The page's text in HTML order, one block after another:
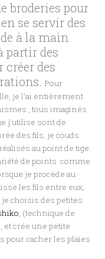
broderies pour
se servir des
à la main
partir des
créer des
Pour
je l’ai entièrement
, tous imaginés
j’utilise sont de
des fils, je couds
au point de tige.
de points comme
je procède au
les fils entre eux,
choisis des petites
, (technique de
et crée une petite
pour cacher les plaies